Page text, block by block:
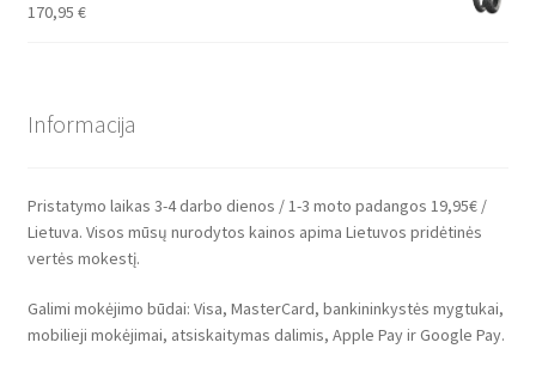
170,95 €
Informacija
Pristatymo laikas 3-4 darbo dienos / 1-3 moto padangos 19,95€ /
Lietuva. Visos mūsų nurodytos kainos apima Lietuvos pridėtinės
vertės mokestį.
Galimi mokėjimo būdai: Visa, MasterCard, bankininkystės mygtukai,
mobilieji mokėjimai, atsiskaitymas dalimis, Apple Pay ir Google Pay.